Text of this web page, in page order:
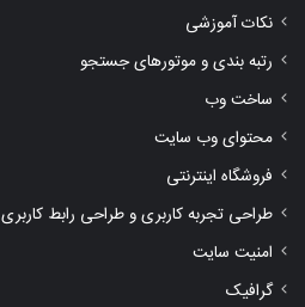
نکات آموزشی
رتبه بندی و موتورهای جستجو
ساخت وب
محتوای وب سایت
فروشگاه اینترنتی
طراحی تجربه کاربری و طراحی رابط کاربری
امنیت سایت
گرافیک